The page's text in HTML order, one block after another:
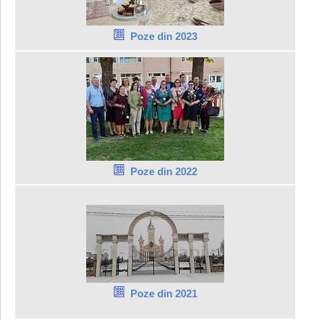
Poze din 2023
Poze din 2022
Poze din 2021